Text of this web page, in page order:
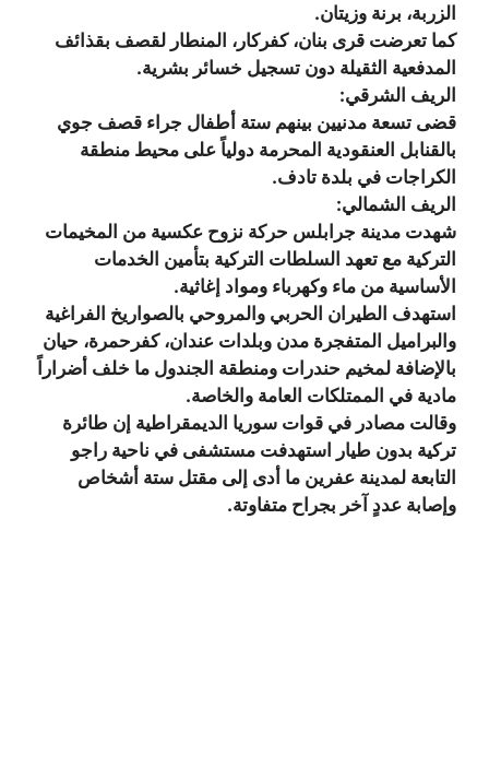
الزربة، برنة وزيتان.
كما تعرضت قرى بنان، كفركار، المنطار لقصف بقذائف
المدفعية الثقيلة دون تسجيل خسائر بشرية.
الريف الشرقي:
قضى تسعة مدنيين بينهم ستة أطفال جراء قصف جوي
بالقنابل العنقودية المحرمة دولياً على محيط منطقة
الكراجات في بلدة تادف.
الريف الشمالي:
شهدت مدينة جرابلس حركة نزوح عكسية من المخيمات
التركية مع تعهد السلطات التركية بتأمين الخدمات
الأساسية من ماء وكهرباء ومواد إغاثية.
استهدف الطيران الحربي والمروحي بالصواريخ الفراغية
والبراميل المتفجرة مدن وبلدات عندان، كفرحمرة، حيان
بالإضافة لمخيم حندرات ومنطقة الجندول ما خلف أضراراً
مادية في الممتلكات العامة والخاصة.
وقالت مصادر في قوات سوريا الديمقراطية إن طائرة
تركية بدون طيار استهدفت مستشفى في ناحية راجو
التابعة لمدينة عفرين ما أدى إلى مقتل ستة أشخاص
وإصابة عددٍ آخر بجراح متفاوتة.